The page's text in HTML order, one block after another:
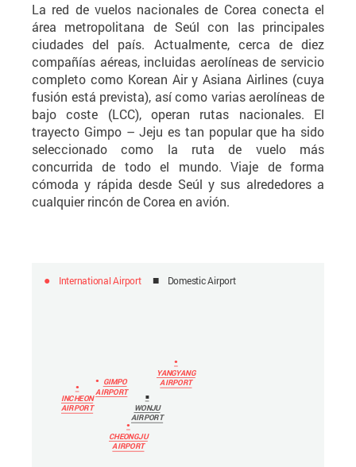
La red de vuelos nacionales de Corea conecta el
área metropolitana de Seúl con las principales
ciudades del país. Actualmente, cerca de diez
compañías aéreas, incluidas aerolíneas de servicio
completo como Korean Air y Asiana Airlines (cuya
fusión está prevista), así como varias aerolíneas de
bajo coste (LCC), operan rutas nacionales. El
trayecto Gimpo – Jeju es tan popular que ha sido
seleccionado como la ruta de vuelo más
concurrida de todo el mundo. Viaje de forma
cómoda y rápida desde Seúl y sus alrededores a
cualquier rincón de Corea en avión.
INCHEON
AIRPORT
GIMPO
AIRPORT
YANGYANG
AIRPORT
WONJU
AIRPORT
CHEONGJU
AIRPORT
International Airport Domestic Airport